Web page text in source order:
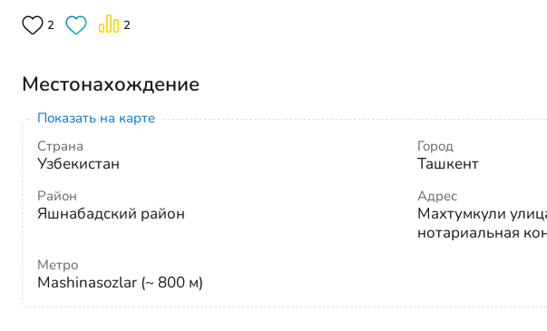
2 2
Местонахождение
Показать на карте
Страна
Узбекистан
Город
Ташкент
Район
Яшнабадский район
Адрес
Махтумкули
нотариальная
Метро
Mashinasozlar (~ 800 м)